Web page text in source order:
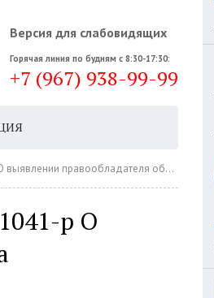
Версия для слабовидящих
Горячая линия по будням с 8:30-17:30:
+7 (967) 938-99-99
объекта недвижимости
р О